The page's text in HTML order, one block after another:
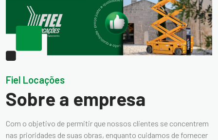
Fiel Locações
Sobre a empresa
Com o objetivo de permitir que nossos clientes se concentrem
nas prioridades de suas obras, enquanto cuidamos de fornecer